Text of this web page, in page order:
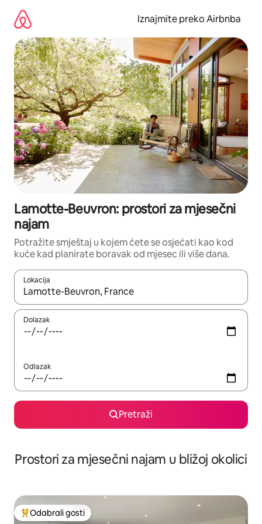
sadržaj
Iznajmite preko Airbnba
Lamotte-Beuvron: prostori za mjesečni
najam
Potražite smještaj u kojem ćete se osjećati kao kod
kuće kad planirate boravak od mjesec ili više dana.
Lokacija
Kada budu dostupni rezultati, moći ćete ih pregledati
Dolazak
Odlazak
Pretraži
Prostori za mjesečni najam u bližoj okolici
Među najviše rangiranima s oznakom „Odabrali gosti”
Odabrali gosti